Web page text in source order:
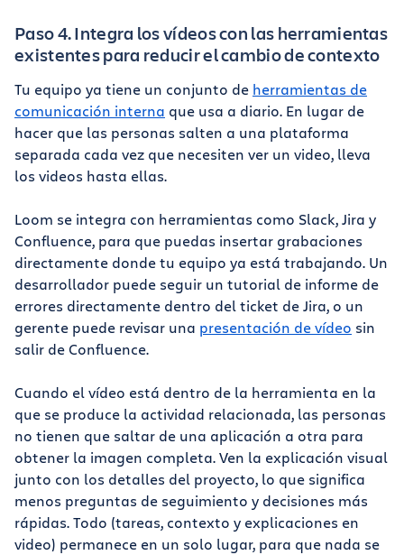
Paso 4. Integra los vídeos con las herramientas
existentes para reducir el cambio de contexto
Tu equipo ya tiene un conjunto de herramientas de
comunicación interna que usa a diario. En lugar de
hacer que las personas salten a una plataforma
separada cada vez que necesiten ver un video, lleva
los videos hasta ellas.
Loom se integra con herramientas como Slack, Jira y
Confluence, para que puedas insertar grabaciones
directamente donde tu equipo ya está trabajando. Un
desarrollador puede seguir un tutorial de informe de
errores directamente dentro del ticket de Jira, o un
gerente puede revisar una presentación de vídeo sin
salir de Confluence.
Cuando el vídeo está dentro de la herramienta en la
que se produce la actividad relacionada, las personas
no tienen que saltar de una aplicación a otra para
obtener la imagen completa. Ven la explicación visual
junto con los detalles del proyecto, lo que significa
menos preguntas de seguimiento y decisiones más
rápidas. Todo (tareas, contexto y explicaciones en
video) permanece en un solo lugar, para que nada se